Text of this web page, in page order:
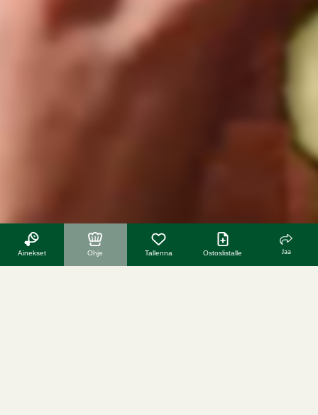
Ainekset Ohje Tallenna Ostoslistalle Jaa